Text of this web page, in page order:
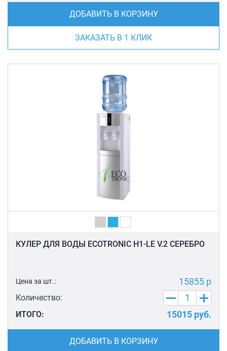
ДОБАВИТЬ В КОРЗИНУ
ЗАКАЗАТЬ В 1 КЛИК
КУЛЕР ДЛЯ ВОДЫ ECOTRONIC H1-LE V.2 СЕРЕБРО
Цена за шт.: 15855 р
Количество:
ИТОГО:
15015 руб.
ДОБАВИТЬ В КОРЗИНУ